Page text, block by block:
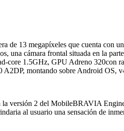
de 13 megapíxeles que cuenta con
una cámara frontal situada en la
core 1.5GHz, GPU Adreno 320con
montando sobre Android OS,
la versión 2 del MobileBRAVIA
al usuario una sensación de